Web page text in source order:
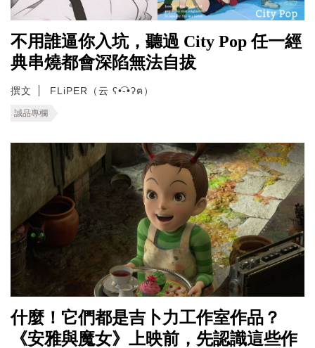
不用誰逼你入坑，聽過 City Pop 任一經
典串燒都會深陷無法自拔
撰文 FLiPER（云 ʕ•͡-•ʔฅ）
誠品專欄
什麼！它們都是吉卜力工作室作品？
《安雅與魔女》上映前，先認識這些作